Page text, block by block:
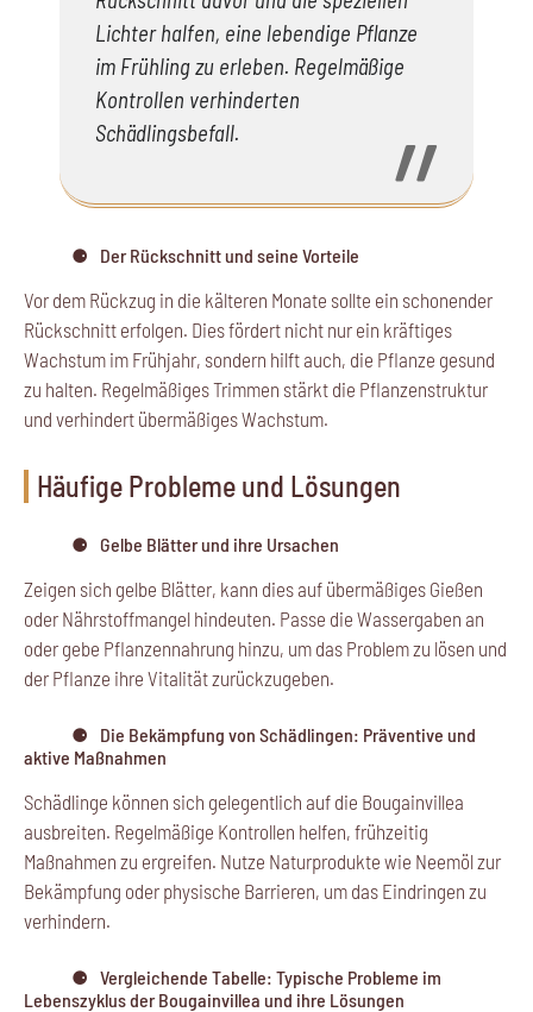
Lichter halfen, eine lebendige Pflanze
im Frühling zu erleben. Regelmäßige
Kontrollen verhinderten
Schädlingsbefall.
Der Rückschnitt und seine Vorteile
Vor dem Rückzug in die kälteren Monate sollte ein schonender
Rückschnitt erfolgen. Dies fördert nicht nur ein kräftiges
Wachstum im Frühjahr, sondern hilft auch, die Pflanze gesund
zu halten. Regelmäßiges Trimmen stärkt die Pflanzenstruktur
und verhindert übermäßiges Wachstum.
Häufige Probleme und Lösungen
Gelbe Blätter und ihre Ursachen
Zeigen sich gelbe Blätter, kann dies auf übermäßiges Gießen
oder Nährstoffmangel hindeuten. Passe die Wassergaben an
oder gebe Pflanzennahrung hinzu, um das Problem zu lösen und
der Pflanze ihre Vitalität zurückzugeben.
Die Bekämpfung von Schädlingen: Präventive und
aktive Maßnahmen
Schädlinge können sich gelegentlich auf die Bougainvillea
ausbreiten. Regelmäßige Kontrollen helfen, frühzeitig
Maßnahmen zu ergreifen. Nutze Naturprodukte wie Neemöl zur
Bekämpfung oder physische Barrieren, um das Eindringen zu
verhindern.
Vergleichende Tabelle: Typische Probleme im
Lebenszyklus der Bougainvillea und ihre Lösungen